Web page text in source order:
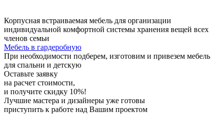
Корпусная встраиваемая мебель для организации
индивидуальной комфортной системы хранения вещей всех
членов семьи
Мебель в гардеробную
При необходимости подберем, изготовим и привезем мебель
для спальни и детскую
Оставьте заявку
на расчет стоимости,
и получите скидку 10%!
Лучшие мастера и дизайнеры уже готовы
приступить к работе над Вашим проектом